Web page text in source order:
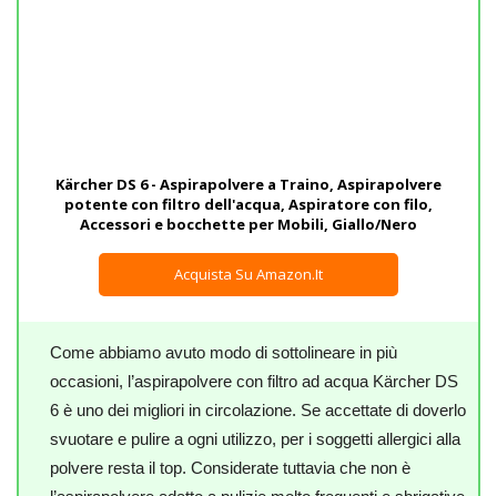
Kärcher DS 6 - Aspirapolvere a Traino, Aspirapolvere
potente con filtro dell'acqua, Aspiratore con filo,
Accessori e bocchette per Mobili, Giallo/Nero
Acquista Su Amazon.it
Come abbiamo avuto modo di sottolineare in più
occasioni, l’aspirapolvere con filtro ad acqua Kärcher DS
6 è uno dei migliori in circolazione. Se accettate di doverlo
svuotare e pulire a ogni utilizzo, per i soggetti allergici alla
polvere resta il top. Considerate tuttavia che non è